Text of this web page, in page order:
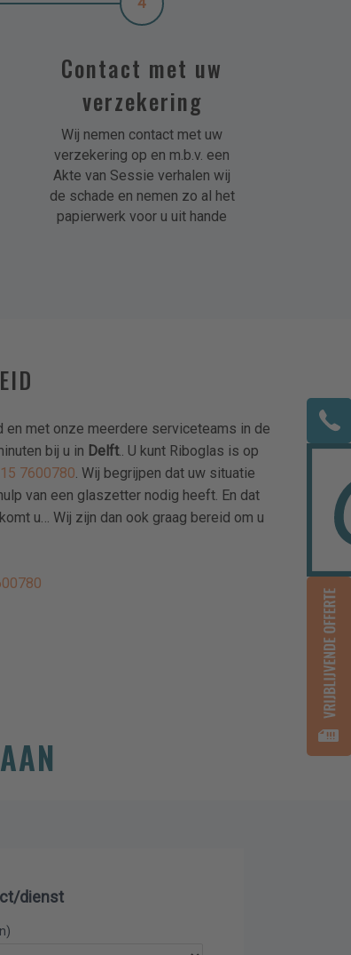
Contact met uw
verzekering
Wij nemen contact met uw
verzekering op en m.b.v. een
Akte van Sessie verhalen wij
de schade en nemen zo al het
papierwerk voor u uit hande
met onze meerdere serviceteams in de
bij u in Delft.. U kunt Riboglas is op
7600780 . Wij begrijpen dat uw situatie
van een glaszetter nodig heeft. En dat
u… Wij zijn dan ook graag bereid om u
dienst